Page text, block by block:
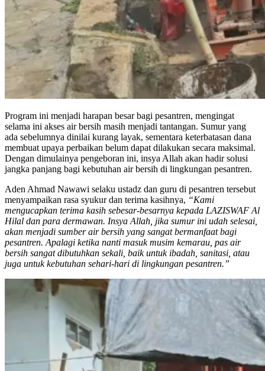
Program ini menjadi harapan besar bagi pesantren, mengingat
selama ini akses air bersih masih menjadi tantangan. Sumur yang
ada sebelumnya dinilai kurang layak, sementara keterbatasan dana
membuat upaya perbaikan belum dapat dilakukan secara maksimal.
Dengan dimulainya pengeboran ini, insya Allah akan hadir solusi
jangka panjang bagi kebutuhan air bersih di lingkungan pesantren.
Aden Ahmad Nawawi selaku ustadz dan guru di pesantren tersebut
menyampaikan rasa syukur dan terima kasihnya, “Kami
mengucapkan terima kasih sebesar-besarnya kepada LAZISWAF Al
Hilal dan para dermawan. Insya Allah, jika sumur ini udah selesai,
akan menjadi sumber air bersih yang sangat bermanfaat bagi
pesantren. Apalagi ketika nanti masuk musim kemarau, pas air
bersih sangat dibutuhkan sekali, baik untuk ibadah, sanitasi, atau
juga untuk kebutuhan sehari-hari di lingkungan pesantren.”